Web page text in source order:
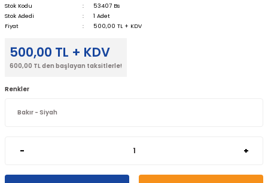
Stok Kodu
53407 Bs
Stok Adedi
1 Adet
Fiyat
500,00 TL + KDV
500,00 TL + KDV
600,00 TL den başlayan taksitlerle!
Renkler
- +